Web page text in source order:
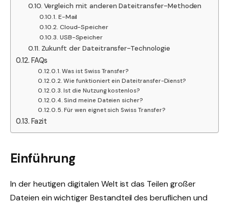
Vergleich mit anderen Dateitransfer-Methoden
E-Mail
Cloud-Speicher
USB-Speicher
Zukunft der Dateitransfer-Technologie
FAQs
Was ist Swiss Transfer?
Wie funktioniert ein Dateitransfer-Dienst?
Ist die Nutzung kostenlos?
Sind meine Dateien sicher?
Für wen eignet sich Swiss Transfer?
Fazit
Einführung
In der heutigen digitalen Welt ist das Teilen großer
Dateien ein wichtiger Bestandteil des beruflichen und